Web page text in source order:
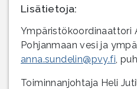
Lisätietoja:
Ympäristökoordinaattori
Pohjanmaan vesi ja
anna.sundelin@pvy.fi ,
Toiminnanjohtaja Heli